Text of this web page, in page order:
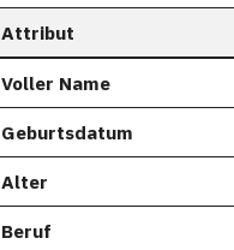
Attribut
Voller Name
Geburtsdatum
Alter
Beruf